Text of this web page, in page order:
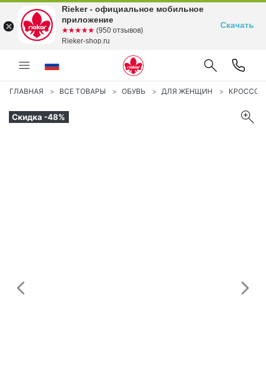
ГЛАВНАЯ ВСЕ ТОВАРЫ ОБУВЬ ДЛЯ ЖЕНЩИН
Скидка -48%
Предыдущий
Rieker - официальное мобильное
приложение
☆☆☆☆☆
★★★★★ (950 отзывов)
Rieker-shop.ru
Скачать